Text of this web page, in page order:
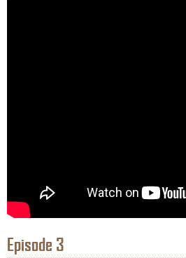
Episode 3